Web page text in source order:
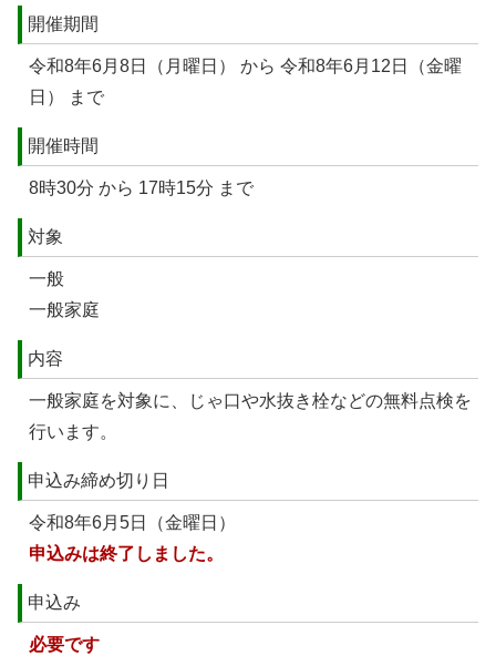
開催期間
令和8年6月8日（月曜日） から 令和8年6月12日（金曜
日） まで
開催時間
8時30分 から 17時15分 まで
対象
一般
一般家庭
内容
一般家庭を対象に、じゃ口や水抜き栓などの無料点検を
行います。
申込み締め切り日
令和8年6月5日（金曜日）
申込みは終了しました。
申込み
必要です